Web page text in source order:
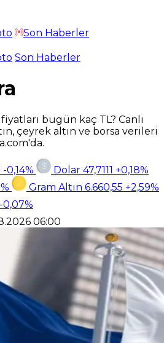
Son Haberler
Son Haberler
bugün kaç TL? Canlı
çeyrek altın ve borsa verileri
-0,14% Dolar 47,7111 +0,18%
Gram Altın 6.660,55 +2,59%
-0,07%
06:00